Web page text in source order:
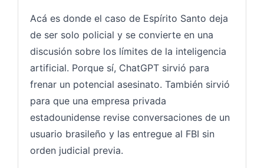
Acá es donde el caso de Espírito Santo deja
de ser solo policial y se convierte en una
discusión sobre los límites de la inteligencia
artificial. Porque sí, ChatGPT sirvió para
frenar un potencial asesinato. También sirvió
para que una empresa privada
estadounidense revise conversaciones de un
usuario brasileño y las entregue al FBI sin
orden judicial previa.